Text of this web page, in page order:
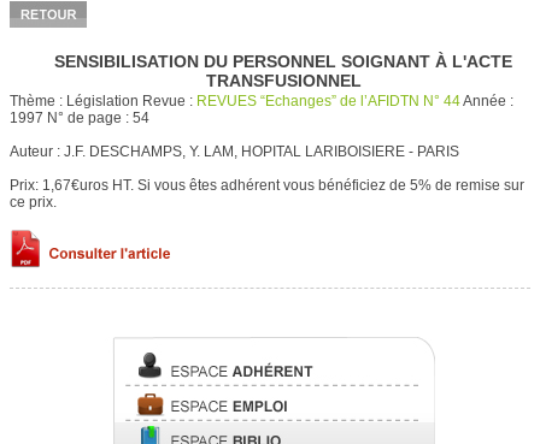
SENSIBILISATION DU PERSONNEL SOIGNANT À L'ACTE
TRANSFUSIONNEL
Thème : Législation Revue : REVUES “Echanges” de l’AFIDTN N° 44Année :
1997 N° de page : 54
Auteur : J.F. DESCHAMPS, Y. LAM, HOPITAL LARIBOISIERE - PARIS
Prix: 1,67€uros HT. Si vous êtes adhérent vous bénéficiez de 5% de remise sur
ce prix.